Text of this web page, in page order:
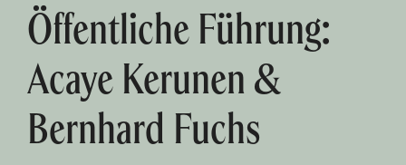
Öffentliche Führung:
Acaye Kerunen &
Bernhard Fuchs